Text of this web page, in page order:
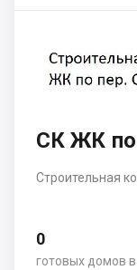
СК ЖК по
Строительная
0
готовых домов